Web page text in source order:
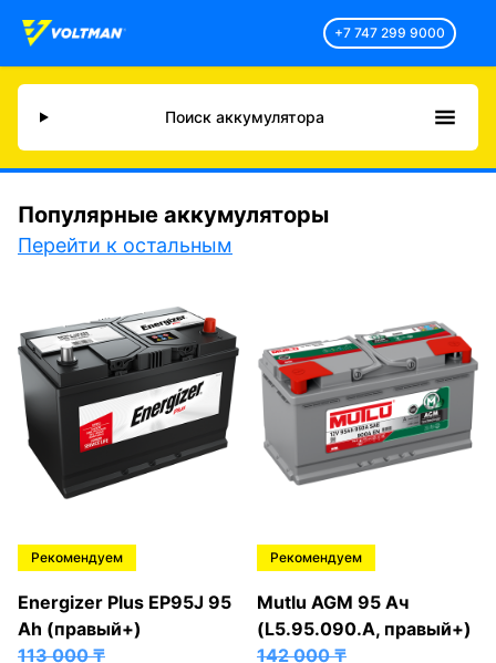
+7 747 299 9000
Поиск аккумулятора
Популярные аккумуляторы
Перейти к остальным
Рекомендуем
Energizer Plus EP95J 95
Ah (правый+)
113 000₸
Рекомендуем
Mutlu AGM 95 Ач
(L5.95.090.A, правый+)
142 000₸